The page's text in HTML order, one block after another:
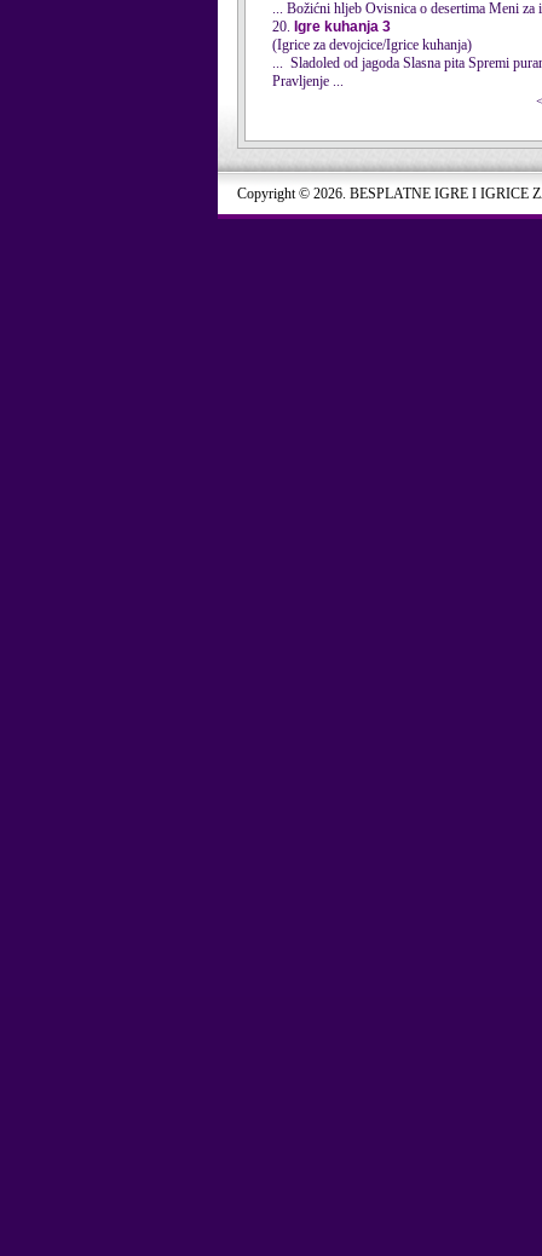
20. Igre kuhanja 3
(Igrice za devojcice/Igrice kuhanja)
Pravljenje ...
Copyright © 2026. BESPLATNE IGRE I IGRICE